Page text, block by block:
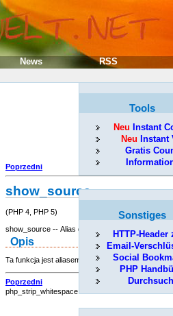
Poprzedni
show_source
(PHP 4, PHP 5)
show_source -- Alias dla highlight_file()
Opis
Ta funkcja jest aliasem dla:highlight_file().
Poprzedni
php_strip_whitespace
Tools
Neu Instant
Neu Instant
Gratis
Sonstiges
HTTP-Header
Email-
Social
PHP
News RSS